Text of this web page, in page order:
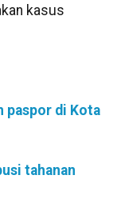
kasus
paspor di Kota
tahanan